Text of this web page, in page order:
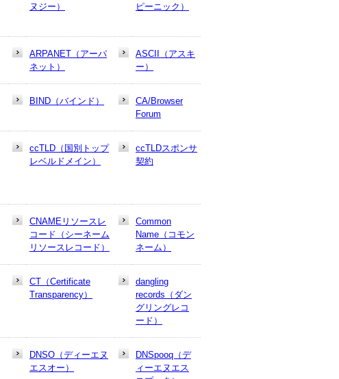
ヌジー）
ピーニック）
ARPANET（アーパ
ネット）
ASCII（アスキ
ー）
BIND（バインド）
CA/Browser
Forum
ccTLD（国別トップ
レベルドメイン）
ccTLDスポンサ
契約
CNAMEリソースレ
コード（シーネーム
リソースレコード）
Common
Name（コモン
ネーム）
CT（Certificate
Transparency）
dangling
records（ダン
グリングレコ
ード）
DNSO（ディーエヌ
エスオー）
DNSpooq（デ
ィーエヌエス